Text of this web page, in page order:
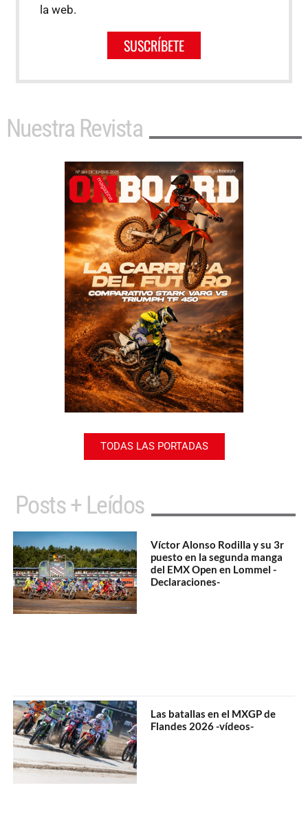
la web.
SUSCRÍBETE
Nuestra Revista
TODAS LAS PORTADAS
Posts + Leídos
Víctor Alonso Rodilla y su 3r
puesto en la segunda manga
del EMX Open en Lommel -
Declaraciones-
Las batallas en el MXGP de
Flandes 2026 -vídeos-